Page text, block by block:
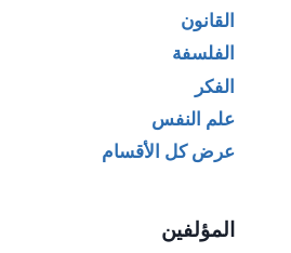
القانون
الفلسفة
الفكر
علم النفس
عرض كل الأقسام
المؤلفين